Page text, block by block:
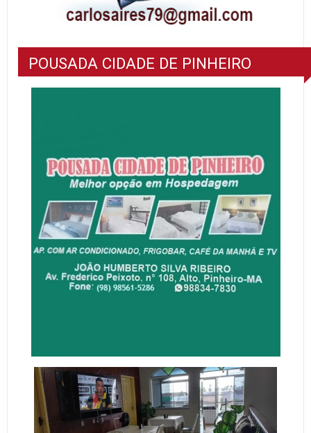
POUSADA CIDADE DE PINHEIRO